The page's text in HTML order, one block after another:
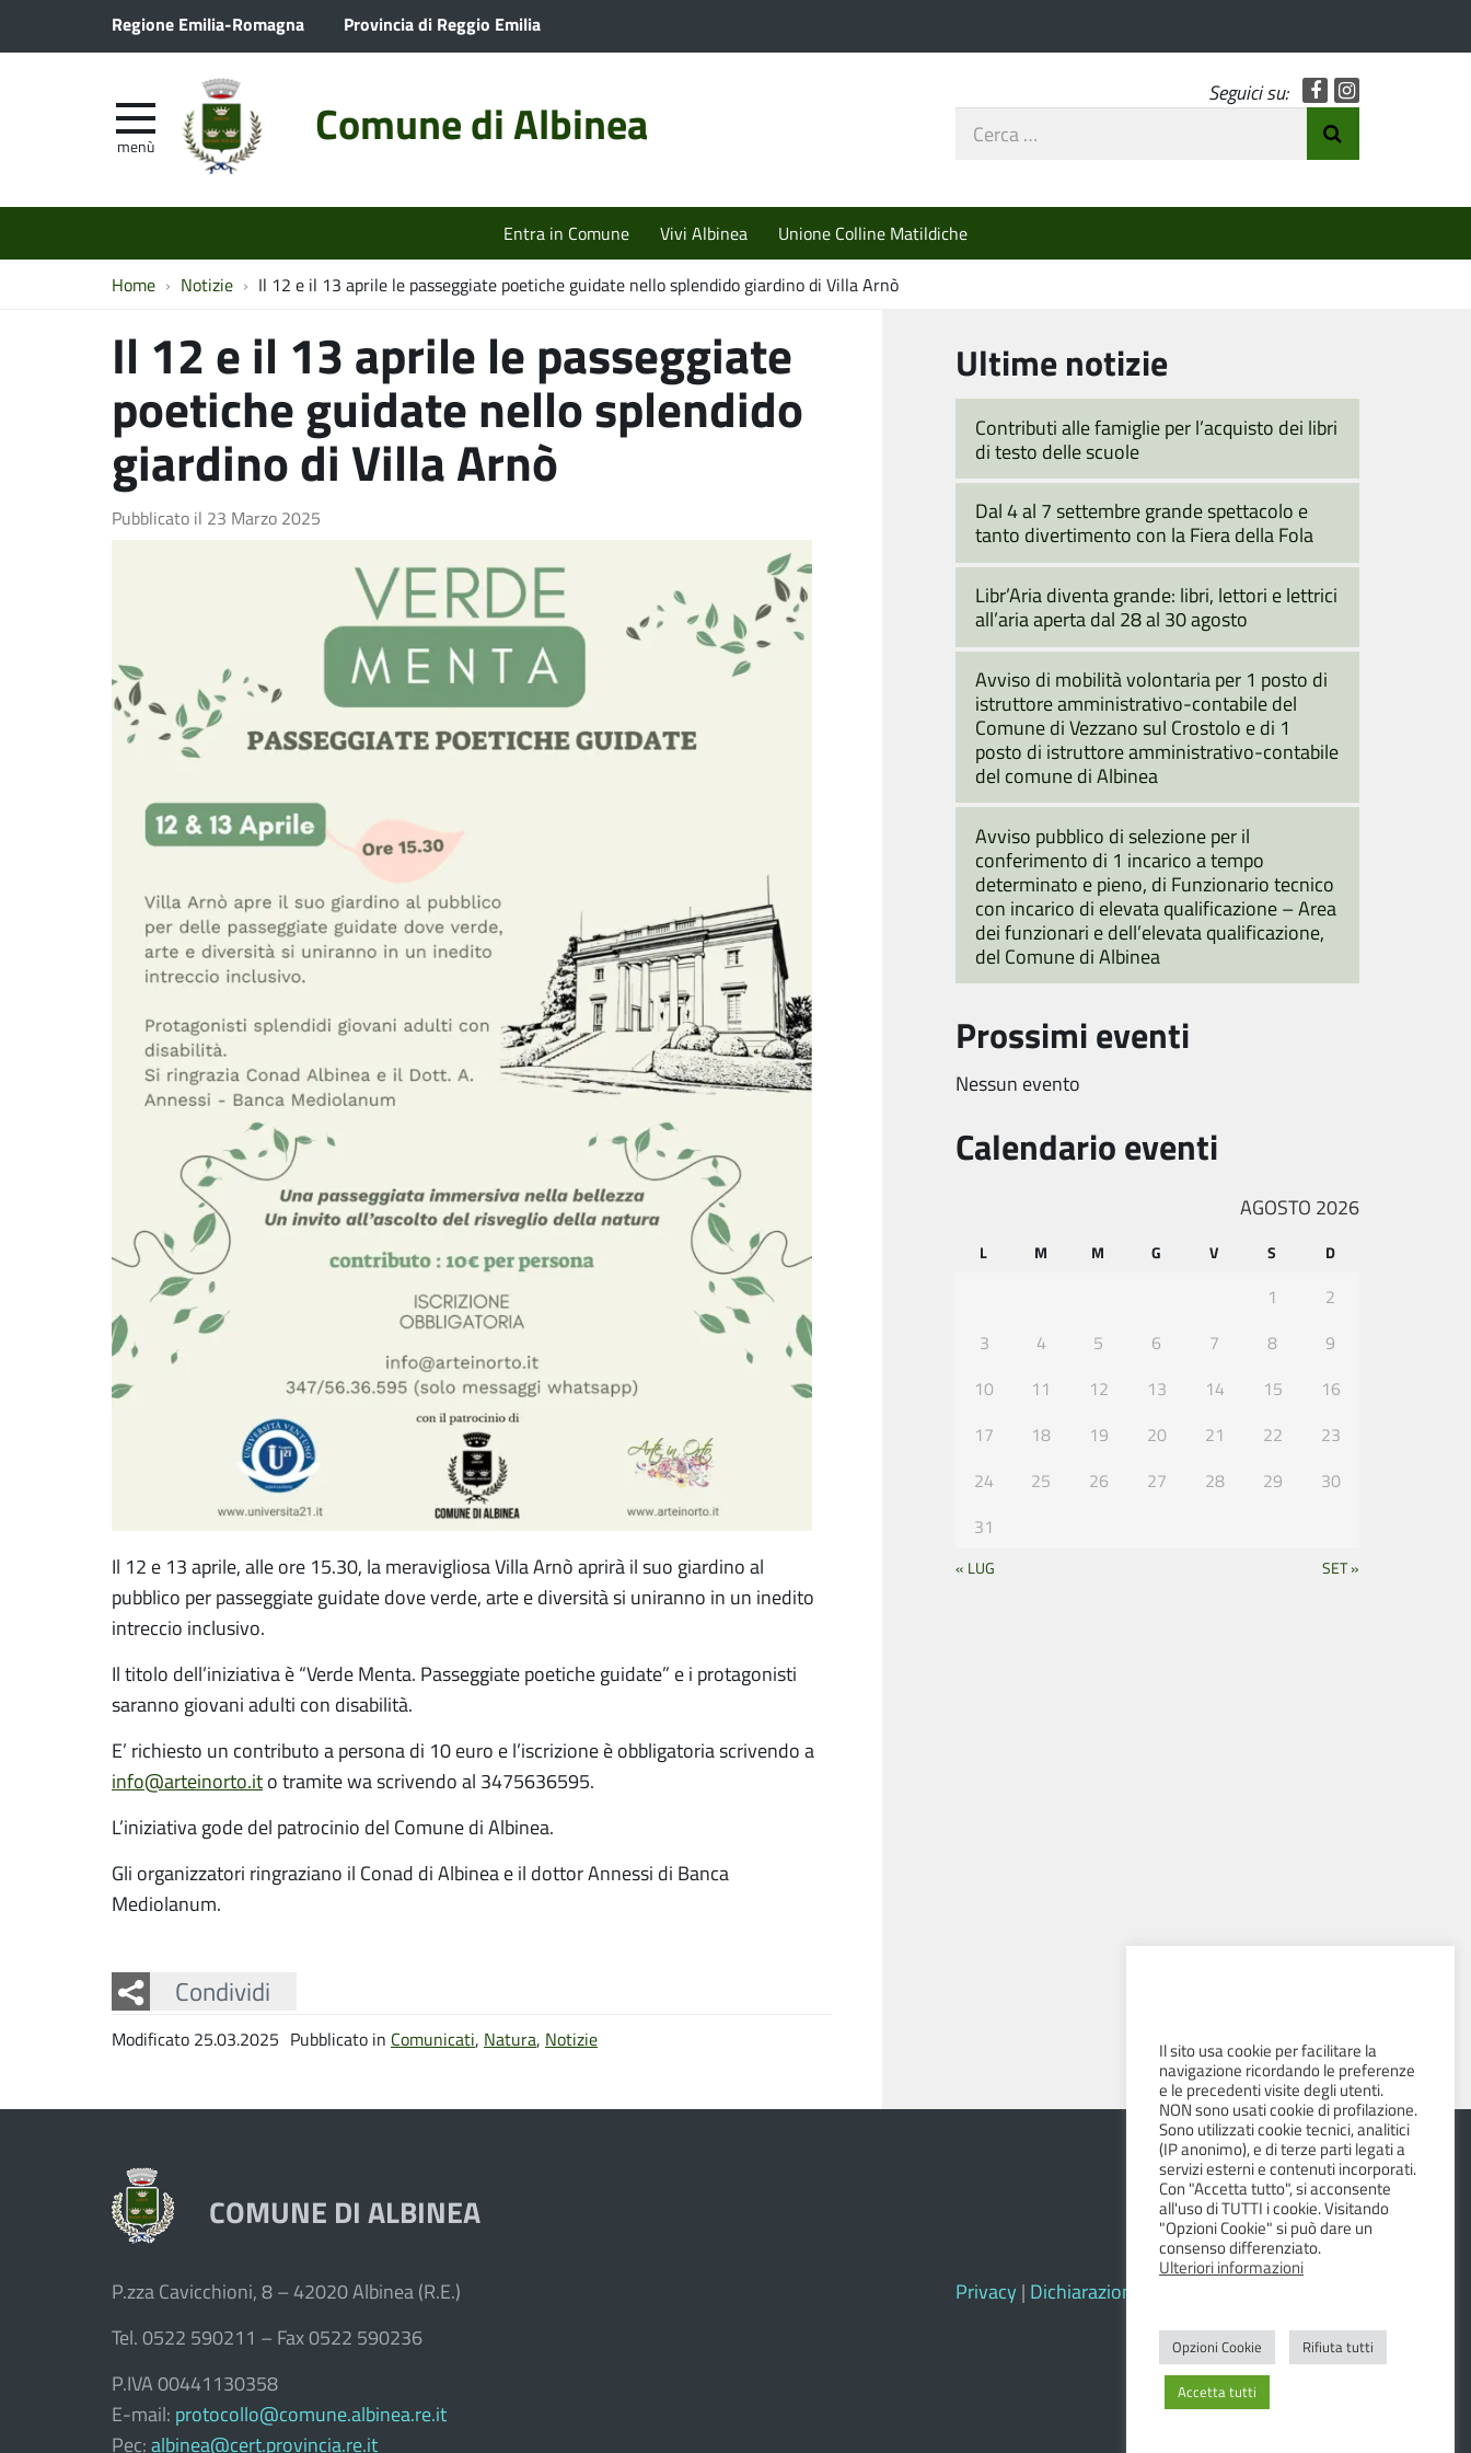
Regione Emilia-Romagna Provincia di Reggio Emilia
Comune di Albinea
menù
Seguici su: Facebook
Cerca
Entra in Comune Vivi Albinea Unione Colline Matildiche
Home Notizie Il 12 e il 13 aprile le passeggiate poetiche guidate nello splendido giardino di Villa Arnò
Il 12 e il 13 aprile le passeggiate
poetiche guidate nello splendido
giardino di Villa Arnò
Pubblicato il 23 Marzo 2025
Il 12 e 13 aprile, alle ore 15.30, la meravigliosa Villa Arnò aprirà il suo giardino al
pubblico per passeggiate guidate dove verde, arte e diversità si uniranno in un inedito
intreccio inclusivo.
Il titolo dell’iniziativa è “Verde Menta. Passeggiate poetiche guidate” e i protagonisti
saranno giovani adulti con disabilità.
E’ richiesto un contributo a persona di 10 euro e l’iscrizione è obbligatoria scrivendo a
info@arteinorto.it o tramite wa scrivendo al 3475636595.
L’iniziativa gode del patrocinio del Comune di Albinea.
Gli organizzatori ringraziano il Conad di Albinea e il dottor Annessi di Banca
Mediolanum.
Condividi
Facebook
Twitter
Whatsapp
Modificato 25.03.2025 Pubblicato in Comunicati, Natura, Notizie
Ultime notizie
Contributi alle famiglie per l’acquisto dei libri
di testo delle scuole
Dal 4 al 7 settembre grande spettacolo e
tanto divertimento con la Fiera della Fola
Libr’Aria diventa grande: libri, lettori e lettrici
all’aria aperta dal 28 al 30 agosto
Avviso di mobilità volontaria per 1 posto di
istruttore amministrativo-contabile del
Comune di Vezzano sul Crostolo e di 1
posto di istruttore amministrativo-contabile
del comune di Albinea
Avviso pubblico di selezione per il
conferimento di 1 incarico a tempo
determinato e pieno, di Funzionario tecnico
con incarico di elevata qualificazione – Area
dei funzionari e dell’elevata qualificazione,
del Comune di Albinea
Prossimi eventi
Nessun evento
Calendario eventi
AGOSTO 2026
L M M G V S D
1
2
3
4 5 6 7 8
9
10
11 12 13 14 15
16
17
18 19 20 21 22
23
24
25 26 27 28 29
30
31
« LUG SET »
COMUNE DI ALBINEA
P.zza Cavicchioni, 8 – 42020 Albinea (R.E.)
Tel. 0522 590211 – Fax 0522 590236
P.IVA 00441130358
E-mail: protocollo@comune.albinea.re.it
Pec: albinea@cert.provincia.re.it
Privacy | Dichiarazione di accessibilità e feedback
Il sito usa cookie per facilitare la
navigazione ricordando le preferenze
e le precedenti visite degli utenti.
NON sono usati cookie di profilazione.
Sono utilizzati cookie tecnici, analitici
(IP anonimo), e di terze parti legati a
servizi esterni e contenuti incorporati.
Con "Accetta tutto", si acconsente
all'uso di TUTTI i cookie. Visitando
"Opzioni Cookie" si può dare un
consenso differenziato.
Ulteriori informazioni
Opzioni Cookie Rifiuta tutti
Accetta tutti